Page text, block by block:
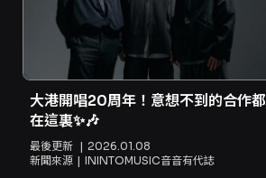
大港開唱20周年！意想不到的合作都
在這裏✨🎶
最後更新
2026.01.08
新聞來源
ININTOMUSIC音音有代誌